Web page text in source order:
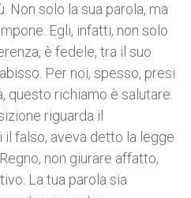
Non solo la sua parola, ma
Egli, infatti, non solo
è fedele, tra il suo
Per noi, spesso, presi
questo richiamo è salutare.
riguarda il
il falso, aveva detto la legge
non giurare affatto,
La tua parola sia